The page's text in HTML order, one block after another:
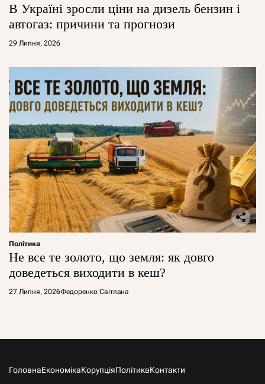
В Україні зросли ціни на дизель бензин і
автогаз: причини та прогнози
29 Липня, 2026
Політика
Не все те золото, що земля: як довго
доведеться виходити в кеш?
27 Липня, 2026Федоренко Світлана
ГоловнаЕкономікаКорупціяПолітикаКонтакти